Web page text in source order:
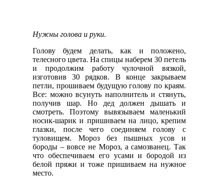
Нужны голова и руки.
Голову будем делать, как и положено,
телесного цвета. На спицы наберем 30 петель
и продолжим работу чулочной вязкой,
изготовив 30 рядков. В конце закрываем
петли, прошиваем будущую голову по краям.
Все: можно всунуть наполнитель и стянуть,
получив шар. Но дед должен дышать и
смотреть. Поэтому вывязываем маленький
носик-шарик и пришиваем на лицо, крепим
глазки, после чего соединяем голову с
туловищем. Мороз без пышных усов и
бороды – вовсе не Мороз, а самозванец. Так
что обеспечиваем его усами и бородой из
белой пряжи и тоже пришиваем на нужное
место.